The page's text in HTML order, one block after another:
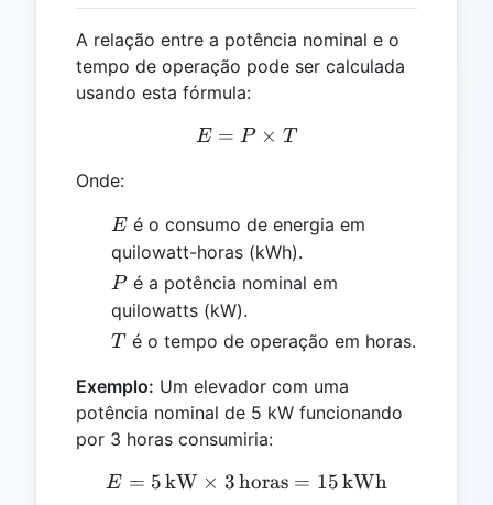
A relação entre a potência nominal e o
tempo de operação pode ser calculada
usando esta fórmula:
E = P \times T
E = P × T
Onde:
E
E é o consumo de energia em
quilowatt-horas (kWh).
P
Pé a potência nominal em
quilowatts (kW).
T
T é o tempo de operação em horas.
Exemplo: Um elevador com uma
potência nominal de 5 kW funcionando
por 3 horas consumiria:
E = 5 \, \text{kW}
E = 5kW × 3horas = 15kWh